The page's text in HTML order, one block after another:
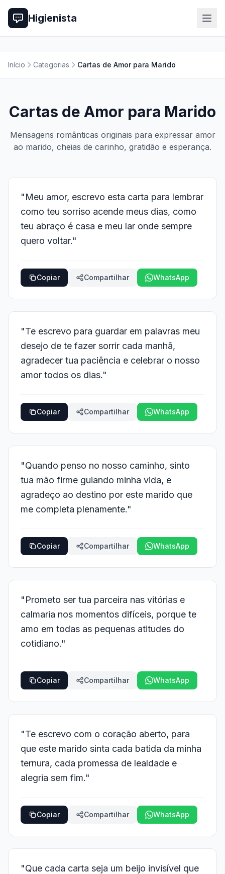
Higienista
Início Categorias Cartas de Amor para Marido
Cartas de Amor para Marido
Mensagens românticas originais para expressar amor
ao marido, cheias de carinho, gratidão e esperança.
"Meu amor, escrevo esta carta para lembrar
como teu sorriso acende meus dias, como
teu abraço é casa e meu lar onde sempre
quero voltar."
Copiar Compartilhar WhatsApp
"Te escrevo para guardar em palavras meu
desejo de te fazer sorrir cada manhã,
agradecer tua paciência e celebrar o nosso
amor todos os dias."
Copiar Compartilhar WhatsApp
"Quando penso no nosso caminho, sinto
tua mão firme guiando minha vida, e
agradeço ao destino por este marido que
me completa plenamente."
Copiar Compartilhar WhatsApp
"Prometo ser tua parceira nas vitórias e
calmaria nos momentos difíceis, porque te
amo em todas as pequenas atitudes do
cotidiano."
Copiar Compartilhar WhatsApp
"Te escrevo com o coração aberto, para
que este marido sinta cada batida da minha
ternura, cada promessa de lealdade e
alegria sem fim."
Copiar Compartilhar WhatsApp
"Que cada carta seja um beijo invisível que